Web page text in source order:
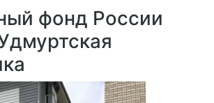
фонд России